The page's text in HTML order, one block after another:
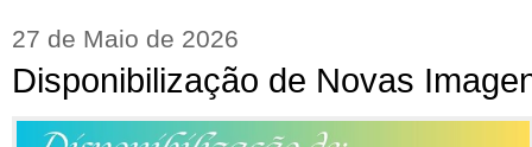
27 de Maio de 2026
Disponibilização de Novas